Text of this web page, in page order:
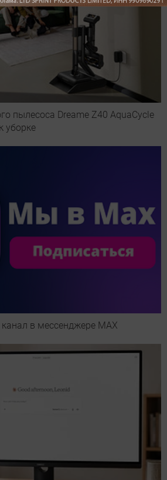
пылесоса Dreame Z40 AquaCycle
уборке
в мессенджере МАХ